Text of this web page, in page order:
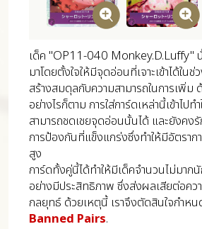
เด็ค "OP11-040 Monkey.D.Luffy"
มาโดยตั้งใจให้มีจุดอ่อนที่เจาะเข้าได้ใน
สร้างสมดุลกับความสามารถในการเพิ่ม
อย่างไรก็ตาม การใส่การ์ดเหล่านี้เข้าไปท
สามารถชดเชยจุดอ่อนนั้นได้ และยังคงรั
การป้องกันที่แข็งแกร่งซึ่งทำให้มีอัตรากา
สูง
การ์ดทั้งคู่นี้ได้ทำให้มีเด็คจำนวนไม่มาก
อย่างมีประสิทธิภาพ ซึ่งส่งผลเสียต่อคว
กลยุทธ์ ด้วยเหตุนี้ เราจึงตัดสินใจกำหน
Banned Pairs.